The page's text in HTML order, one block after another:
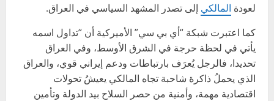
لعودة المالكي إلى تصدر المشهد السياسي في العراق.
كما اعتبرت شبكة “أي بي سي” الأميركية أن “تداول اسمه
يأتي في لحظة حرجة في الشرق الأوسط، وفي العراق
تحديدا، فالرجل يُعرَف بارتباطات ودعم إيراني قوي، والعراق
الذي يحملُ ذاكرة شاحبة تجاه المالكي يعيشُ تحولات
اقتصادية مهمة، وأمنية من حصر السلاح بيد الدولة وتأمين